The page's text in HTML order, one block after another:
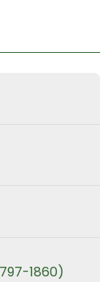
1860)